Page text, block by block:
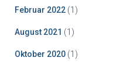
Februar 2022 (1)
August 2021 (1)
Oktober 2020 (1)